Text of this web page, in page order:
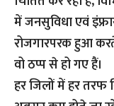
में जनसुविधा एवं
रोजगारपरक हुआ
वो ठप्प से हो गए हैं।
हर जिलों में हर तरफ